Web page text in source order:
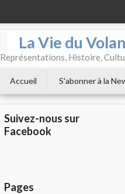
La Vie du
Représentations, Histoire,
Accueil S'abonner à la
Suivez-nous sur
Facebook
Pages